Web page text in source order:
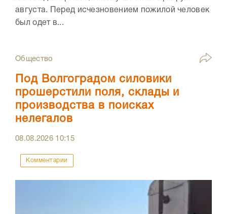
августа. Перед исчезновением пожилой человек
был одет в...
Общество
Под Волгоградом силовики
прошерстили поля, склады и
производства в поисках
нелегалов
08.08.2026 10:15
Комментарии